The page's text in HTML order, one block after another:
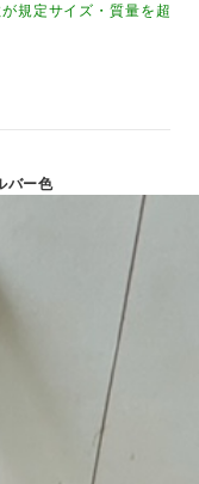
規定サイズ・質量を超
バー色